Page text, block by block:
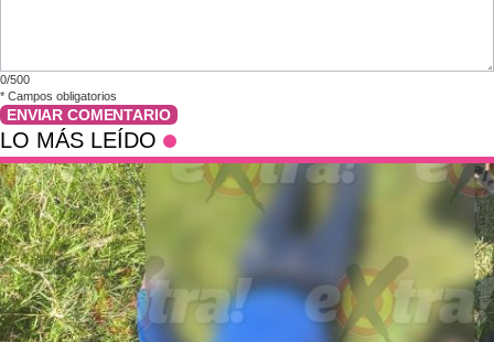
0/500
* Campos obligatorios
ENVIAR COMENTARIO
LO MÁS LEÍDO